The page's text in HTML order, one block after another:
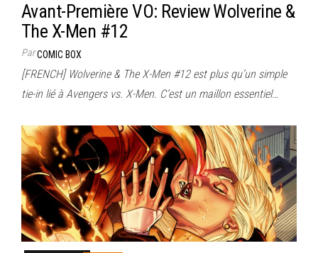
Avant-Première VO: Review Wolverine &
The X-Men #12
ParCOMIC BOX
[FRENCH] Wolverine & The X-Men #12 est plus qu’un simple
tie-in lié à Avengers vs. X-Men. C’est un maillon essentiel…